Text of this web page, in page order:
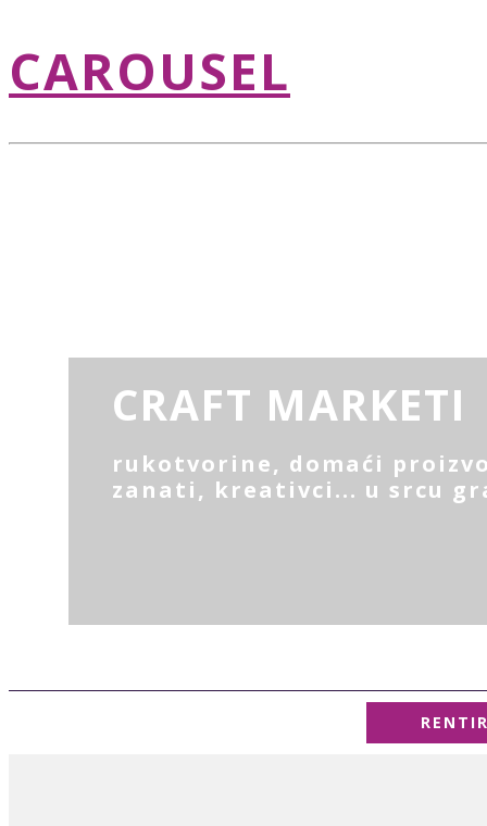
CAROUSEL
CRAFT MARKETI
rukotvorine, domaći
zanati, kreativci... u srcu